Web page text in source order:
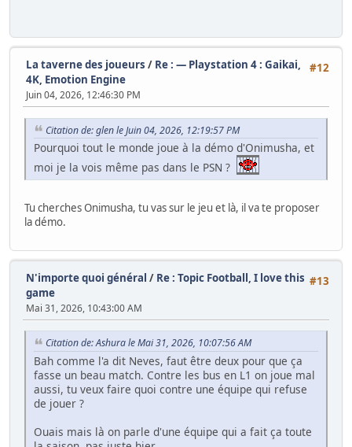
#12
La taverne des joueurs / Re : — Playstation 4 : Gaikai,
4K, Emotion Engine
Juin 04, 2026, 12:46:30 PM
Citation de: glen le Juin 04, 2026, 12:19:57 PM
Pourquoi tout le monde joue à la démo d'Onimusha, et
moi je la vois même pas dans le PSN ?
Tu cherches Onimusha, tu vas sur le jeu et là, il va te proposer
la démo.
#13
N'importe quoi général / Re : Topic Football, I love this
game
Mai 31, 2026, 10:43:00 AM
Citation de: Ashura le Mai 31, 2026, 10:07:56 AM
Bah comme l'a dit Neves, faut être deux pour que ça
fasse un beau match. Contre les bus en L1 on joue mal
aussi, tu veux faire quoi contre une équipe qui refuse
de jouer ?
Ouais mais là on parle d'une équipe qui a fait ça toute